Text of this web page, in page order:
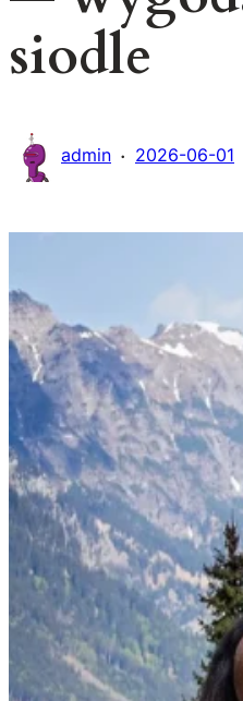
siodle
admin · 2026-06-01